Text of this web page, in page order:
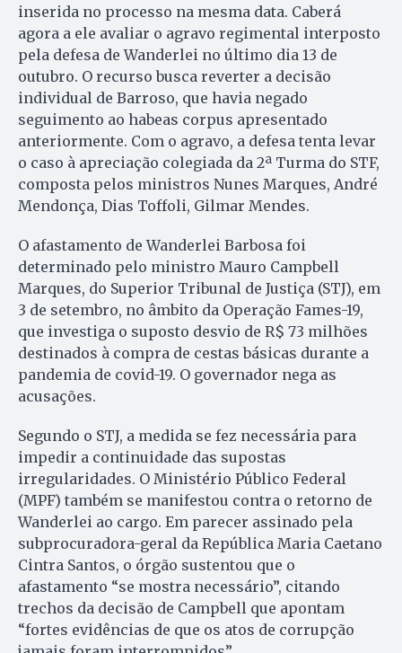
inserida no processo na mesma data. Caberá
agora a ele avaliar o agravo regimental interposto
pela defesa de Wanderlei no último dia 13 de
outubro. O recurso busca reverter a decisão
individual de Barroso, que havia negado
seguimento ao habeas corpus apresentado
anteriormente. Com o agravo, a defesa tenta levar
o caso à apreciação colegiada da 2ª Turma do STF,
composta pelos ministros Nunes Marques, André
Mendonça, Dias Toffoli, Gilmar Mendes.
O afastamento de Wanderlei Barbosa foi
determinado pelo ministro Mauro Campbell
Marques, do Superior Tribunal de Justiça (STJ), em
3 de setembro, no âmbito da Operação Fames-19,
que investiga o suposto desvio de R$ 73 milhões
destinados à compra de cestas básicas durante a
pandemia de covid-19. O governador nega as
acusações.
Segundo o STJ, a medida se fez necessária para
impedir a continuidade das supostas
irregularidades. O Ministério Público Federal
(MPF) também se manifestou contra o retorno de
Wanderlei ao cargo. Em parecer assinado pela
subprocuradora-geral da República Maria Caetano
Cintra Santos, o órgão sustentou que o
afastamento “se mostra necessário”, citando
trechos da decisão de Campbell que apontam
“fortes evidências de que os atos de corrupção